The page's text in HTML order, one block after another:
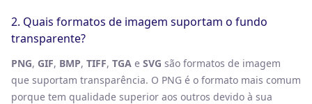
2. Quais formatos de imagem suportam o fundo
transparente?
PNG, GIF, BMP, TIFF, TGA e SVG são formatos de imagem
que suportam transparência. O PNG é o formato mais comum
porque tem qualidade superior aos outros devido à sua